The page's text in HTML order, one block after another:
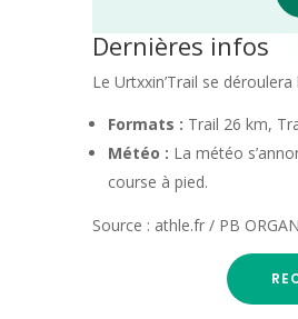
Dernières infos
Le Urtxxin’Trail se
Formats : Trail 26 km,
Météo : La météo
course à pied.
Source : athle.fr / PB